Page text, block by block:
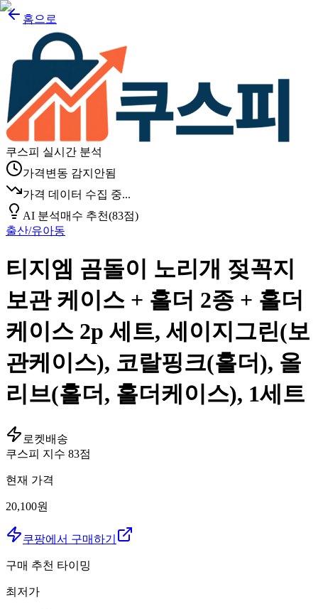
홈으로
쿠스피 실시간 분석
가격변동 감지안됨
가격 데이터 수집 중...
AI 분석매수 추천(83점)
출산/유아동
티지엠 곰돌이 노리개 젖꼭지
보관 케이스 + 홀더 2종 + 홀더
케이스 2p 세트, 세이지그린(보
관케이스), 코랄핑크(홀더), 올
리브(홀더, 홀더케이스), 1세트
로켓배송
쿠스피 지수 83점
현재 가격
20,100원
쿠팡에서 구매하기
구매 추천 타이밍
최저가